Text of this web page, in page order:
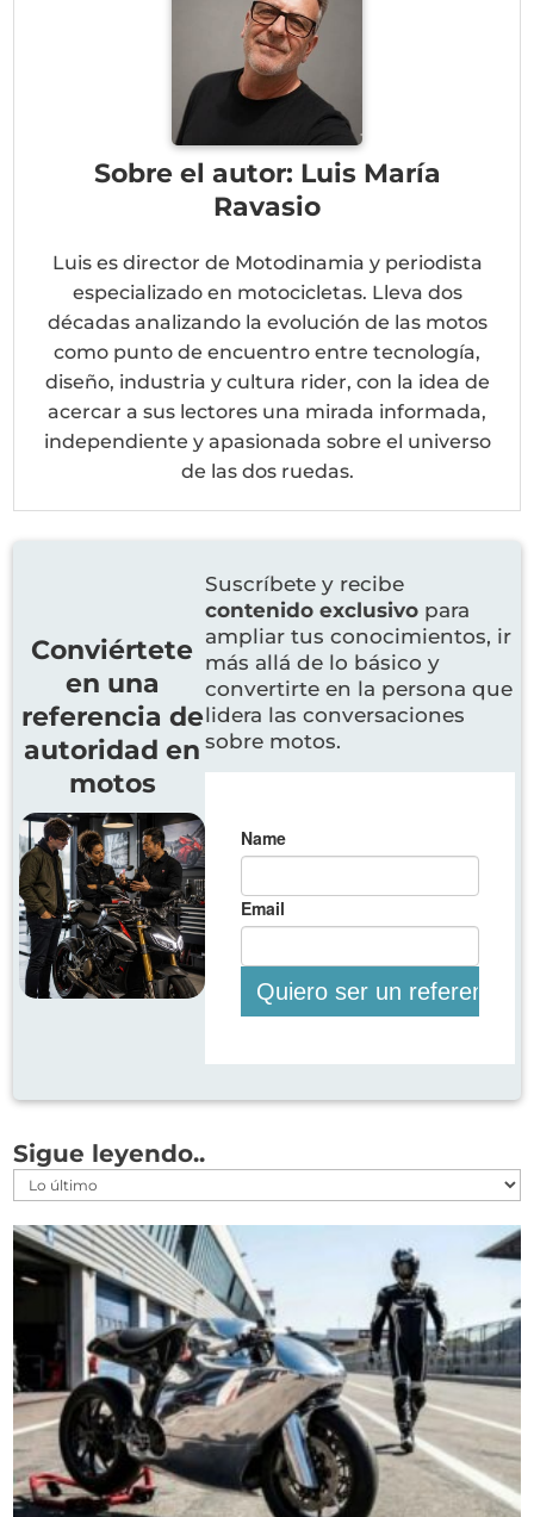
Sobre el autor: Luis María
Ravasio
Luis es director de Motodinamia y periodista
especializado en motocicletas. Lleva dos
décadas analizando la evolución de las motos
como punto de encuentro entre tecnología,
diseño, industria y cultura rider, con la idea de
acercar a sus lectores una mirada informada,
independiente y apasionada sobre el universo
de las dos ruedas.
Conviértete
en una
referencia de
autoridad en
motos
Suscríbete y recibe
contenido exclusivo para
ampliar tus conocimientos, ir
más allá de lo básico y
convertirte en la persona que
lidera las conversaciones
sobre motos.
Sigue leyendo..